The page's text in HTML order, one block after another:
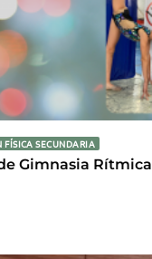
FÍSICA SECUNDARIA
Gimnasia Rítmica